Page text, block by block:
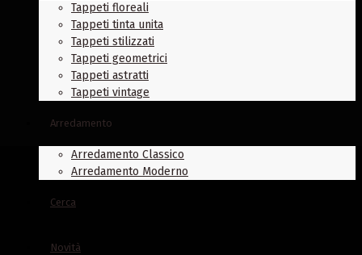
Tappeti floreali
Tappeti tinta unita
Tappeti stilizzati
Tappeti geometrici
Tappeti astratti
Tappeti vintage
Arredamento
Arredamento Classico
Arredamento Moderno
Cerca
Novità